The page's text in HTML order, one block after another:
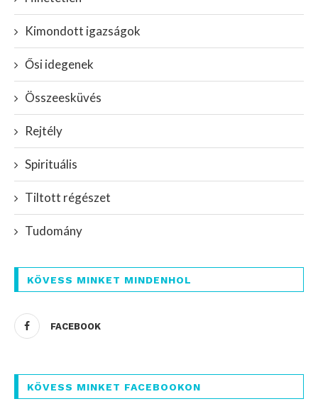
Kimondott igazságok
Ősi idegenek
Összeesküvés
Rejtély
Spirituális
Tiltott régészet
Tudomány
KÖVESS MINKET MINDENHOL
FACEBOOK
KÖVESS MINKET FACEBOOKON